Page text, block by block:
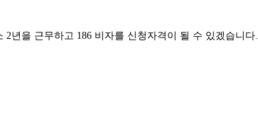
2년을 근무하고 186 비자를 신청자격이 될 수 있겠습니다.